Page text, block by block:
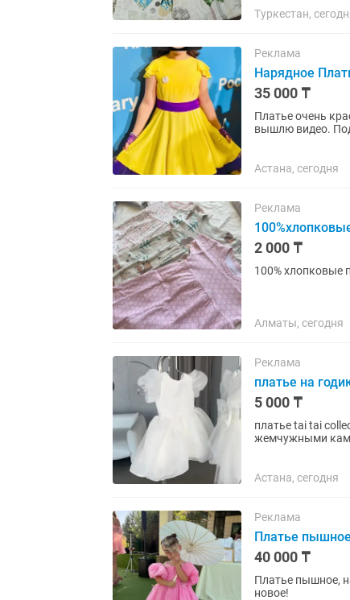
Туркестан,
Реклама
Нарядное
35 000 ₸
Платье очень
вышлю видео.
Астана, сегодня
Реклама
2 000 ₸
100% хлопковые
Алматы, сегодня
Реклама
платье на
5 000 ₸
платье tai tai
жемчужными
Астана, сегодня
Реклама
Платье
40 000 ₸
Платье пышное,
новое!